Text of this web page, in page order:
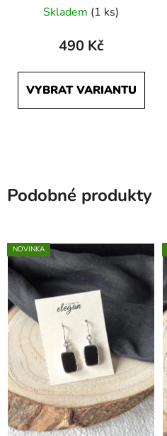
Skladem (1 ks)
490 Kč
VYBRAT VARIANTU
Podobné produkty
NOVINKA